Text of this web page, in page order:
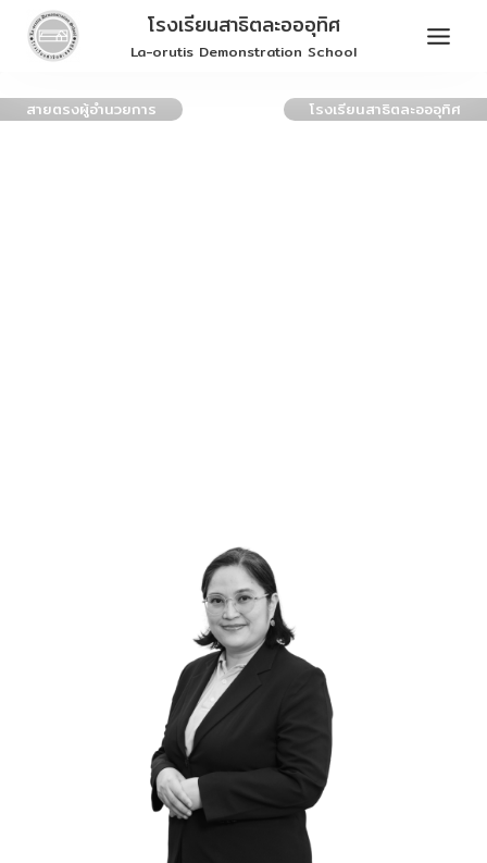
Skip
โรงเรียนสาธิตละอออุทิศ
La-orutis Demonstration School
สายตรงผู้อำนวยการ โรงเรียนสาธิตละอออุทิศ